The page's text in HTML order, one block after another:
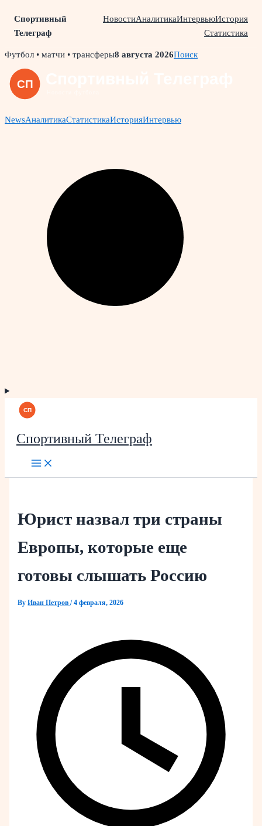
Спортивный
Телеграф
НовостиАналитикаИнтервьюИстория
Статистика
Skip
content
Футбол • матчи • трансферы8 августа 2026Поиск
NewsАналитикаСтатистикаИсторияИнтервью
Спортивный Телеграф
Юрист назвал три страны
Европы, которые еще
готовы слышать Россию
ByИван Петров/4 февраля, 2026